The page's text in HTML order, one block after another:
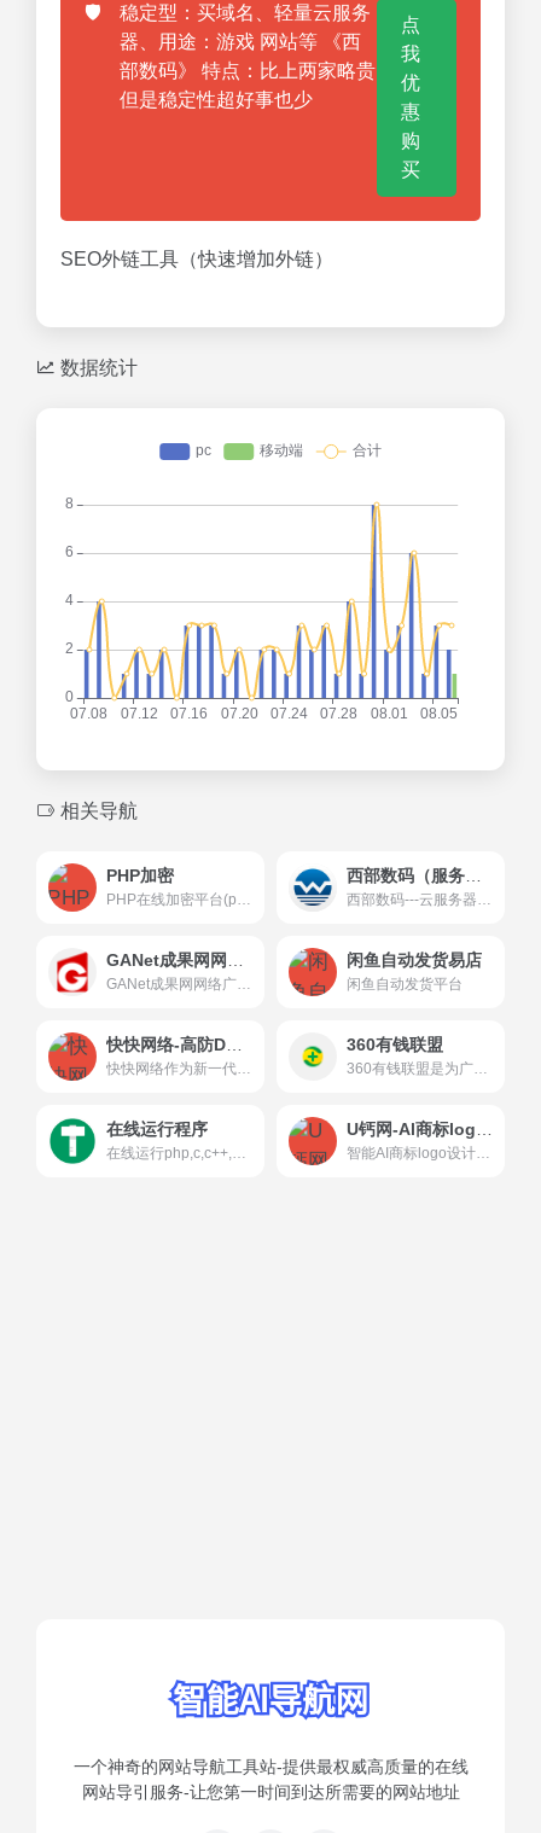
🛡️
稳定型：买域名、轻量云服务
器、用途：游戏 网站等 《西
部数码》 特点：比上两家略贵
但是稳定性超好事也少
点
我
优
惠
购
买
SEO外链工具（快速增加外链）
数据统计
相关导航
PHP加密
PHP在线加密平台(phpjm.net)是一个优秀的免费的PHP源码加密保护平台，PHP代码加密后无需依靠附加扩展来解析，服务器端无需安装任何第三方组件，可运行于任何普通 PHP 环境下。 虽然加密的强度较高，但会在运行时会占用一定的内存资源，我们只推荐加密class或function主要核心引用文件(不推荐所有文件都加密)。
西部数码（服务器vps域名提供商）
西部数码---云服务器-虚拟主机-域名注册,21年知名云服务商！
GANet成果网网络广告联盟
GANet成果网网络广告联盟
闲鱼自动发货易店
闲鱼自动发货平台
快快网络-高防DD服务器
快快网络作为新一代云安全引领者，为全球客户提供DDOS防护，CC防护，WAF安全，BGP高防服务器等专业智能服务，为政企等各行业提供云安全解决方案。
360有钱联盟
360有钱联盟是为广大电脑技术员提供装机推广赚钱的平台，推广的产品都为电脑必备软件，用户认可，收益结算有保障。帮人装电脑，赚额外收入。
在线运行程序
在线运行php,c,c++,go,python,java,groovy代码
U钙网-Al商标logo设计平台免费logo在线制作
智能AI商标logo设计，100%U钙网原创，无论你董不懂设计,仅需输入文字，您就可以自助设计出专业、精美的LOGO,无限制免费下载，十几年专业专注智能LOGO设计，服务用户已超千万
一个神奇的网站导航工具站-提供最权威高质量的在线
网站导引服务-让您第一时间到达所需要的网站地址